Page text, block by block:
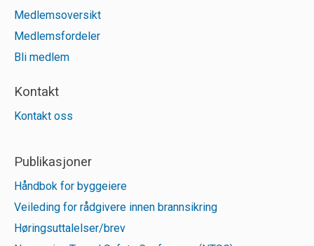
Medlemsoversikt
Medlemsfordeler
Bli medlem
Kontakt
Kontakt oss
Publikasjoner
Håndbok for byggeiere
Veileding for rådgivere innen brannsikring
Høringsuttalelser/brev